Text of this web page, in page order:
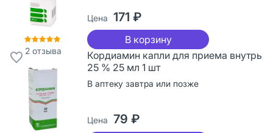
2 отзыва
Цена 171 ₽
В корзину
Кордиамин капли для приема внутрь
25 % 25 мл 1 шт
В аптеку завтра или позже
Цена 79 ₽